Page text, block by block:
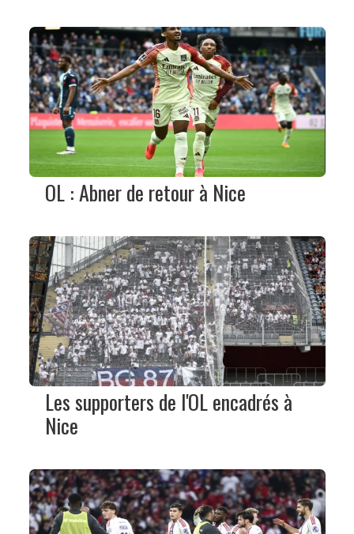
OL : Abner de retour à Nice
Les supporters de l'OL encadrés à
Nice